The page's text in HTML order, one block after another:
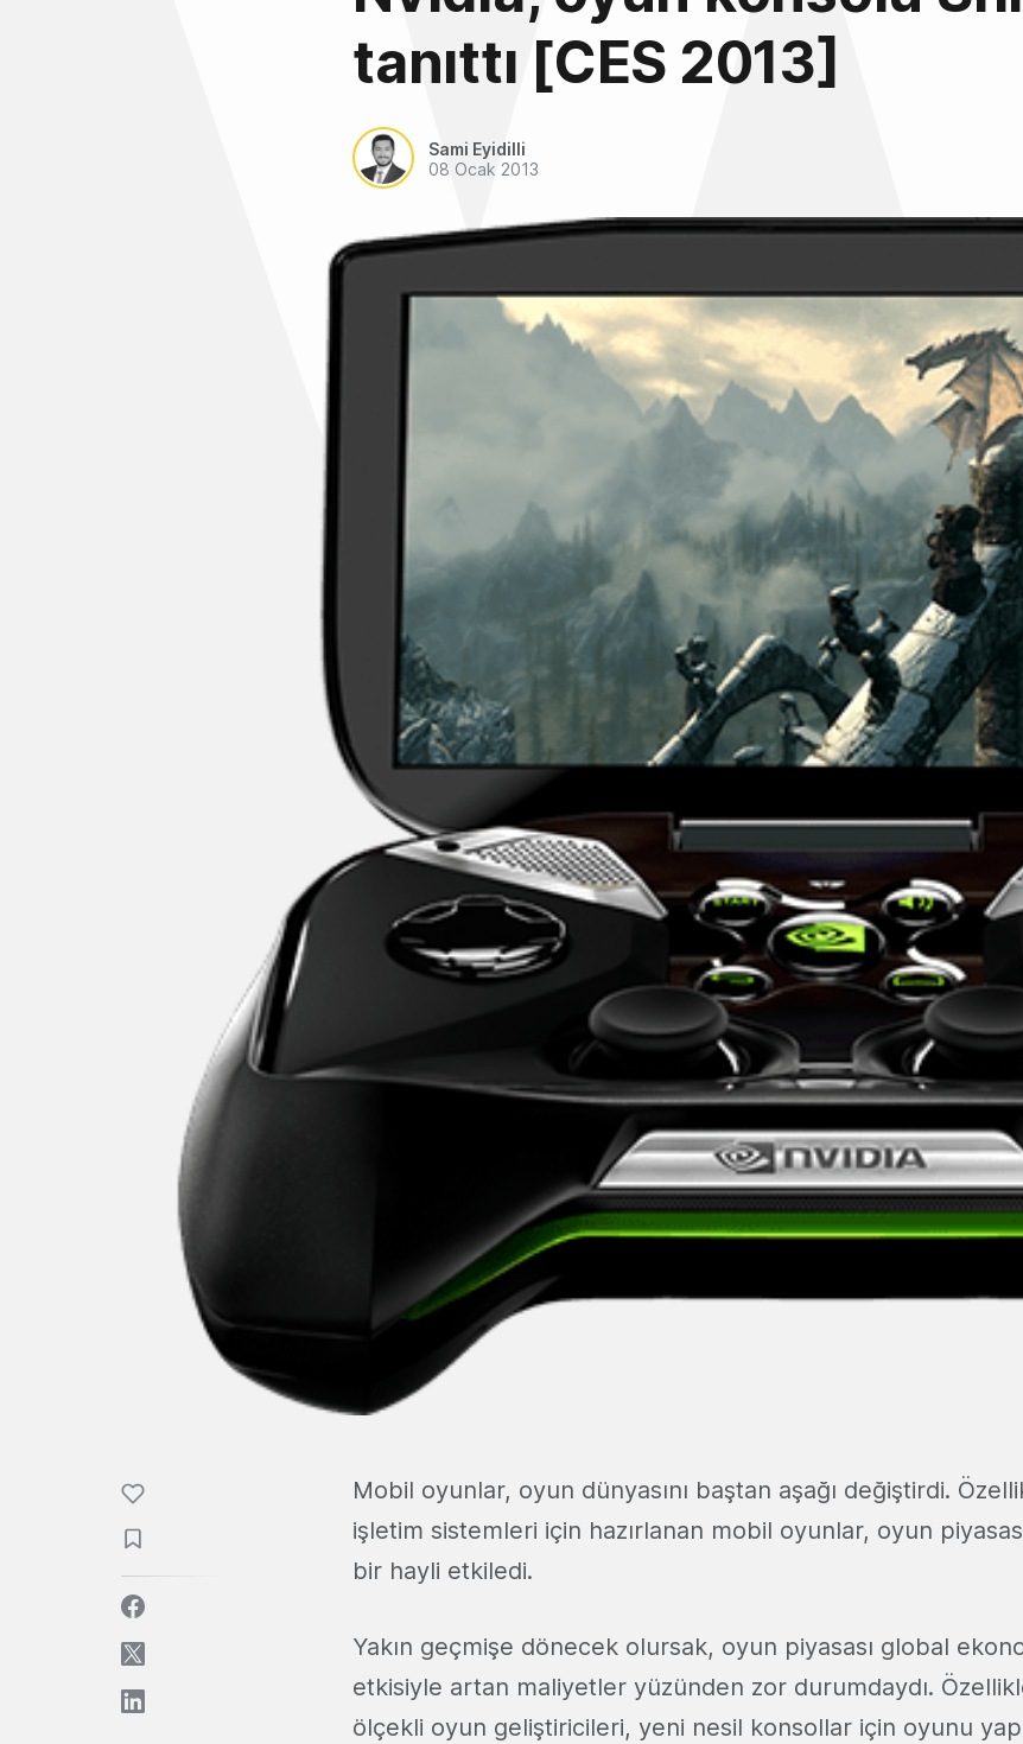
tanıttı [CES 2013]
Sami Eyidilli
08 Ocak 2013
Mobil oyunlar, oyun dünyasını baştan aşağı değiştirdi.
işletim sistemleri için hazırlanan mobil oyunlar, oyun
bir hayli etkiledi.
Yakın geçmişe dönecek olursak, oyun piyasası global
etkisiyle artan maliyetler yüzünden zor durumdaydı.
ölçekli oyun geliştiricileri, yeni nesil konsollar için oyunu